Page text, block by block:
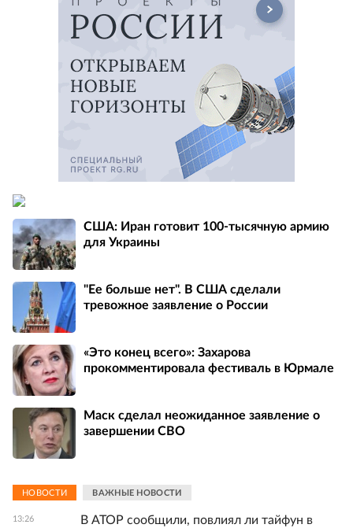
США: Иран готовит 100-тысячную армию
для Украины
"Ее больше нет". В США сделали
тревожное заявление о России
«Это конец всего»: Захарова
прокомментировала фестиваль в Юрмале
Маск сделал неожиданное заявление о
завершении СВО
НОВОСТИ ВАЖНЫЕ НОВОСТИ
13:26
В АТОР сообщили, повлиял ли тайфун в